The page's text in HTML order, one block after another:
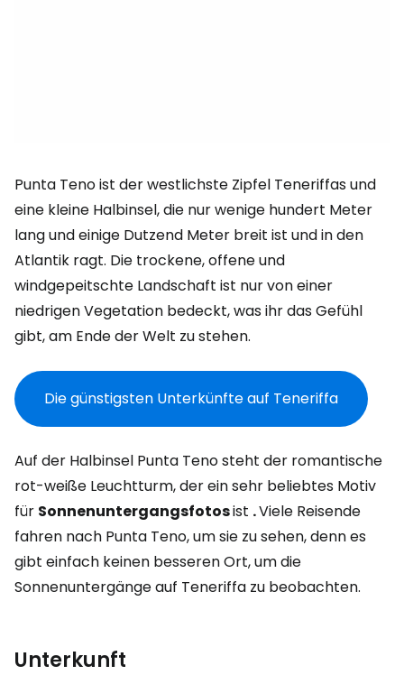
Punta Teno ist der westlichste Zipfel Teneriffas und
eine kleine Halbinsel, die nur wenige hundert Meter
lang und einige Dutzend Meter breit ist und in den
Atlantik ragt. Die trockene, offene und
windgepeitschte Landschaft ist nur von einer
niedrigen Vegetation bedeckt, was ihr das Gefühl
gibt, am Ende der Welt zu stehen.
Die günstigsten Unterkünfte auf Teneriffa
Auf der Halbinsel Punta Teno steht der romantische
rot-weiße Leuchtturm, der ein sehr beliebtes Motiv
für Sonnenuntergangsfotosist .Viele Reisende
fahren nach Punta Teno, um sie zu sehen, denn es
gibt einfach keinen besseren Ort, um die
Sonnenuntergänge auf Teneriffa zu beobachten.
Unterkunft